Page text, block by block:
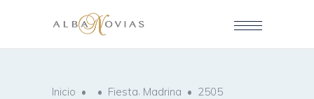
Inicio • • Fiesta, Madrina • 2505